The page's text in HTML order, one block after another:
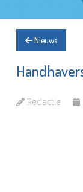
Nieuws
Redactie